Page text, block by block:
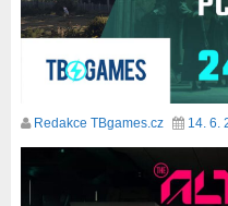
Redakce TBgames.cz 14. 6.